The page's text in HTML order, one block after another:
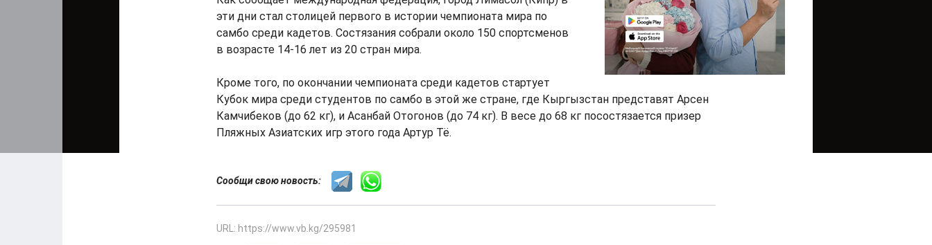
эти дни стал столицей первого в истории чемпионата мира по
самбо среди кадетов. Состязания собрали около 150 спортсменов
в возрасте 14-16 лет из 20 стран мира.
Кроме того, по окончании чемпионата среди кадетов стартует
Кубок мира среди студентов по самбо в этой же стране, где Кыргызстан представят Арсен
Камчибеков (до 62 кг), и Асанбай Отогонов (до 74 кг). В весе до 68 кг посостязается призер
Пляжных Азиатских игр этого года Артур Тё.
Сообщи свою новость:
URL: https://www.vb.kg/295981